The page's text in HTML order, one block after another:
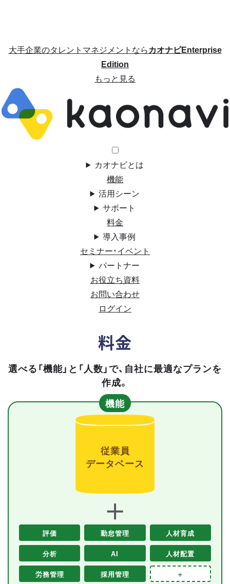
大手企業のタレントマネジメントならカオナビEnterprise
Edition
もっと見る
カオナビとは
機能
活用シーン
サポート
料金
導入事例
セミナー・イベント
パートナー
お役立ち資料
お問い合わせ
ログイン
料金
選べる「機能」と「人数」で、自社に最適なプランを
作成。
機能
従業員
データベース
＋
評価 勤怠管理 人材育成
分析 AI 人材配置
労務管理 採用管理 ＋